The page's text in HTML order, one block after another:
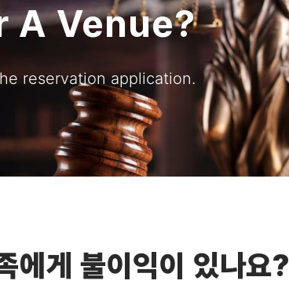
A Venue?
reservation application.
에게 불이익이 있나요?